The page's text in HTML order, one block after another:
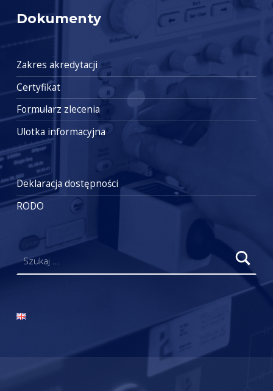
Dokumenty
Zakres akredytacji
Certyfikat
Formularz zlecenia
Ulotka informacyjna
Deklaracja dostępności
RODO
Szukaj: